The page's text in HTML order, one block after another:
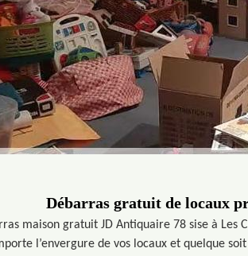
Débarras gratuit de locaux
maison gratuit JD Antiquaire 78 sise à Les
l’envergure de vos locaux et quelque